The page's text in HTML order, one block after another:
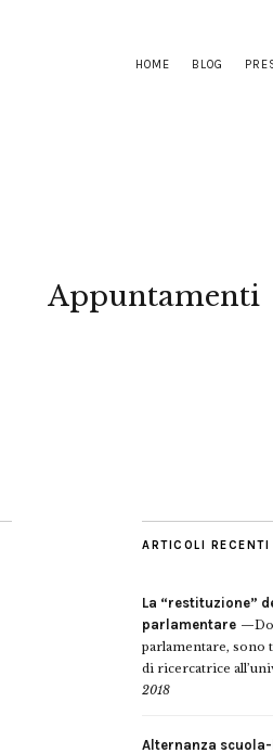
HOME BLOG
Appuntamenti
ARTICOLI RECENTI
La “restituzione”
parlamentare
parlamentare, sono
di ricercatrice
2018
Alternanza